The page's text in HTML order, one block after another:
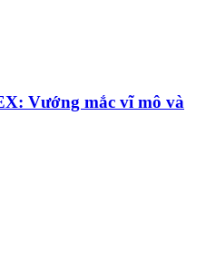
Vướng mắc vĩ mô và